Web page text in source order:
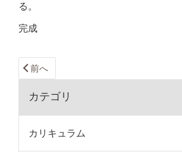
る。
完成
前へ
カテゴリ
カリキュラム